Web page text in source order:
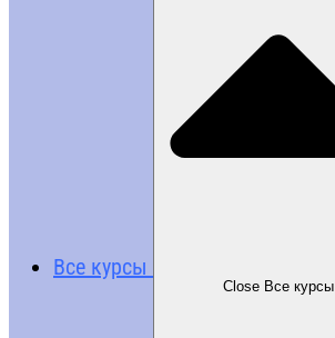
Все курсы
Close Все курсы